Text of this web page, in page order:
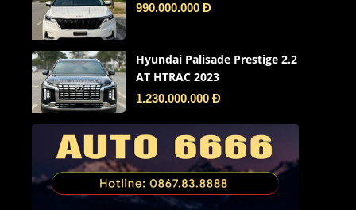
990.000.000 Đ
Hyundai Palisade Prestige 2.2
AT HTRAC 2023
1.230.000.000 Đ